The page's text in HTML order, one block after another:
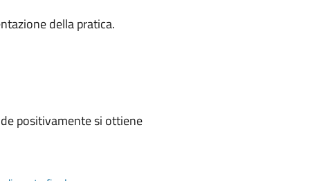
della pratica.
positivamente si ottiene